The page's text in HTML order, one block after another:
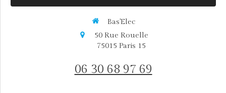
Bas'Elec
50 Rue Rouelle
75015 Paris 15
06 30 68 97 69